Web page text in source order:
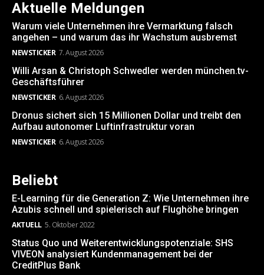
Aktuelle Meldungen
Warum viele Unternehmen ihre Vermarktung falsch
angehen – und warum das ihr Wachstum ausbremst
NEWSTICKER 7. August 2026
Willi Arsan & Christoph Schwedler werden münchen.tv-
Geschäftsführer
NEWSTICKER 6. August 2026
Dronus sichert sich 15 Millionen Dollar und treibt den
Aufbau autonomer Luftinfrastruktur voran
NEWSTICKER 6. August 2026
Beliebt
E-Learning für die Generation Z: Wie Unternehmen ihre
Azubis schnell und spielerisch auf Flughöhe bringen
AKTUELL 5. Oktober 2022
Status Quo und Weiterentwicklungspotenziale: SHS
VIVEON analysiert Kundenmanagement bei der
CreditPlus Bank